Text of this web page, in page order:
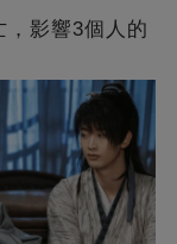
，影響3個人的